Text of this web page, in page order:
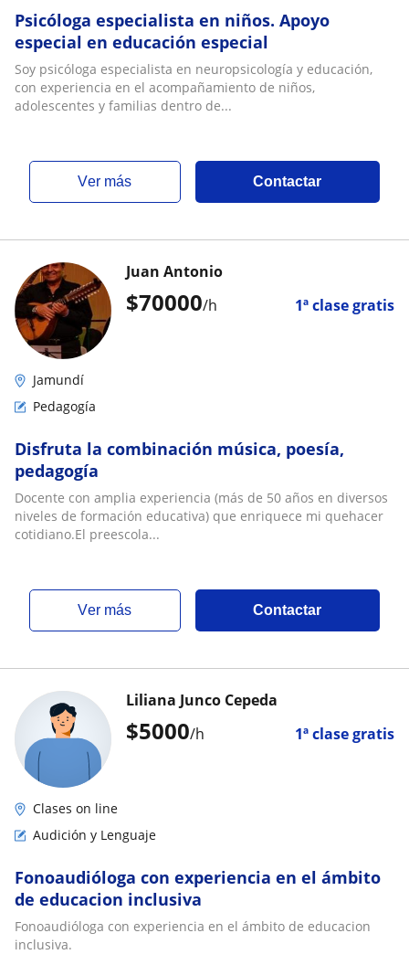
Psicóloga especialista en niños. Apoyo
especial en educación especial
Soy psicóloga especialista en neuropsicología y educación,
con experiencia en el acompañamiento de niños,
adolescentes y familias dentro de...
ver más Contactar
$70000/h 1ª clase gratis
Juan Antonio
Jamundí
Pedagogía
Disfruta la combinación música, poesía,
pedagogía
Docente con amplia experiencia (más de 50 años en diversos
niveles de formación educativa) que enriquece mi quehacer
cotidiano.El preescola...
ver más Contactar
$5000/h 1ª clase gratis
Liliana Junco Cepeda
Clases on line
Audición y Lenguaje
Fonoaudióloga con experiencia en el ámbito
de educacion inclusiva
Fonoaudióloga con experiencia en el ámbito de educacion
inclusiva.